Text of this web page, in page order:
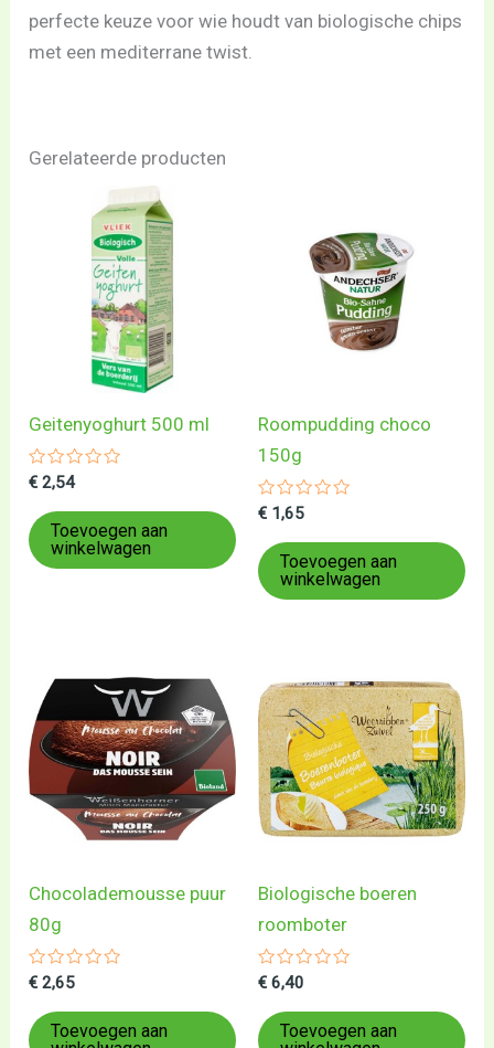
perfecte keuze voor wie houdt van biologische chips
met een mediterrane twist.
Gerelateerde producten
Geitenyoghurt 500 ml
Gewaardeerd
uit
5
€ 2,54
Toevoegen aan
winkelwagen
Roompudding choco
150g
Gewaardeerd
uit
5
€ 1,65
Toevoegen aan
winkelwagen
Chocolademousse puur
80g
Gewaardeerd
uit
5
€ 2,65
Toevoegen aan
Biologische boeren
roomboter
Gewaardeerd
uit
5
€ 6,40
Toevoegen aan